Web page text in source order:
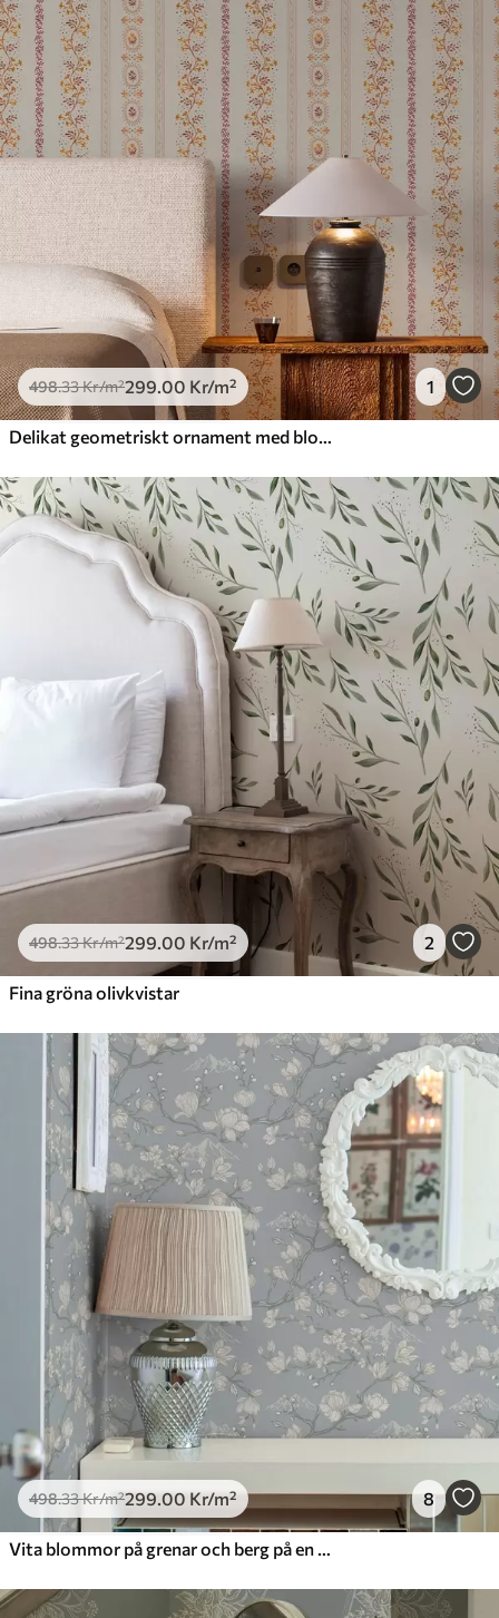
498.33Kr/m²299.00 Kr/m² 1
Delikat geometriskt ornament med blommor och växter
498.33Kr/m²299.00 Kr/m² 2
Fina gröna olivkvistar
498.33Kr/m²299.00 Kr/m² 8
Vita blommor på grenar och berg på en blå bakgrund